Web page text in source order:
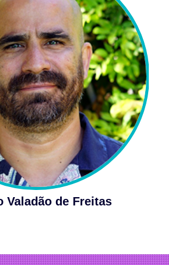
Valadão de Freitas